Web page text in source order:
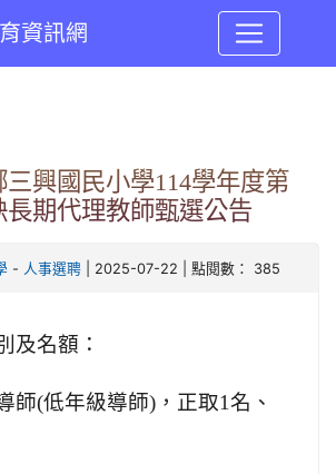
資訊網
興國民小學114學年度第
長期代理教師甄選公告
- 人事選聘| 2025-07-22 | 點閱數： 385
及名額：
師(低年級導師)，正取1名、